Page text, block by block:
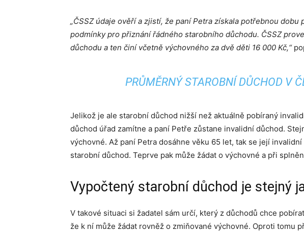
„ČSSZ údaje ověří a zjistí, že paní Petra získala potřebnou
podmínky pro přiznání řádného starobního důchodu. ČSSZ
důchodu a ten činí včetně výchovného za dvě děti 16 000 Kč,“
PRŮMĚRNÝ STAROBNÍ DŮCHOD V
Jelikož je ale starobní důchod nižší než aktuálně pobíraný
důchod úřad zamítne a paní Petře zůstane invalidní důchod.
výchovné. Až paní Petra dosáhne věku 65 let, tak se její
starobní důchod. Teprve pak může žádat o výchovné a při
Vypočtený starobní důchod je stejný
V takové situaci si žadatel sám určí, který z důchodů chce
že k ní může žádat rovněž o zmiňované výchovné. Oproti tomu